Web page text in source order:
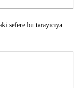
sefere bu tarayıcıya